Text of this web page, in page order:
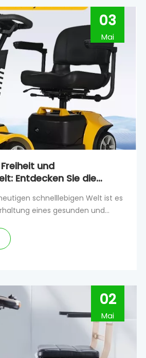
03
Mai
und
Entdecken Sie die
schnelllebigen Welt ist es
eines gesunden und
bleiben und die Natur zu
mit eingeschränkter
Outdoor-Aktivitäten konzipiert
02
Mai